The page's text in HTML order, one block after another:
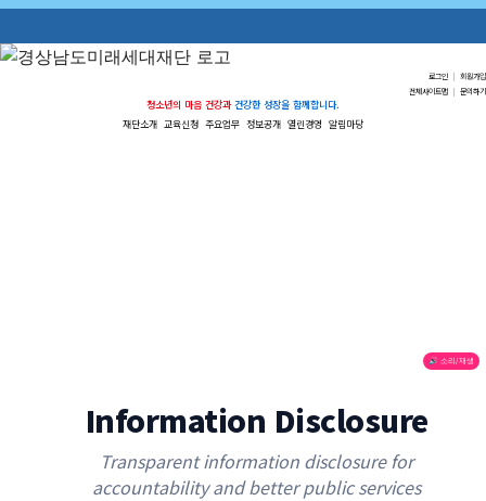
로그인 | 회원가입
전체사이트맵 | 문의하기
청소년의 마음 건강과 건강한 성장을 함께합니다.
재단소개 교육신청 주요업무 정보공개 열린경영 알림마당
🔊 소리/재생
Information Disclosure
Transparent information disclosure for
accountability and better public services